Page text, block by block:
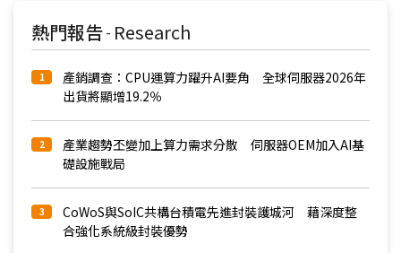
熱門報告 - Research
1
產銷調查：CPU運算力躍升AI要角 全球伺服器2026年
出貨將顯增19.2％
2
產業趨勢丕變加上算力需求分散 伺服器OEM加入AI基
礎設施戰局
3
CoWoS與SoIC共構台積電先進封裝護城河 藉深度整
合強化系統級封裝優勢